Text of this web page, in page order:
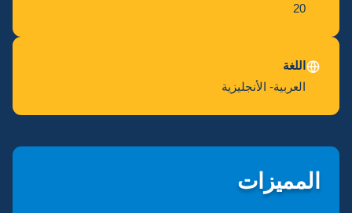
20
اللغة
العربية- الأنجليزية
المميزات